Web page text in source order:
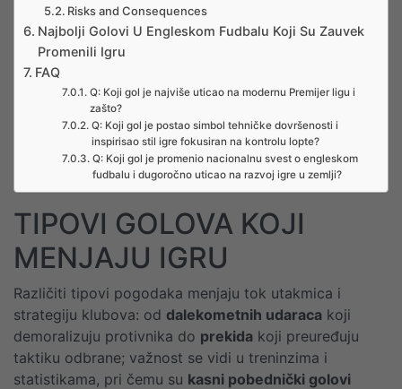
Risks and Consequences
Najbolji Golovi U Engleskom Fudbalu Koji Su Zauvek
Promenili Igru
FAQ
Q: Koji gol je najviše uticao na modernu Premijer ligu i
zašto?
Q: Koji gol je postao simbol tehničke dovršenosti i
inspirisao stil igre fokusiran na kontrolu lopte?
Q: Koji gol je promenio nacionalnu svest o engleskom
fudbalu i dugoročno uticao na razvoj igre u zemlji?
TIPOVI GOLOVA KOJI
MENJAJU IGRU
Različiti tipovi pogodaka menjaju tok utakmica i
strategiju klubova: od dalekometnih udaraca koji
demoralizuju protivnika do prekida koji preuređuju
taktiku odbrane; važnost se vidi u treninzima i
statistikama, pri čemu su kasni pobednički golovi